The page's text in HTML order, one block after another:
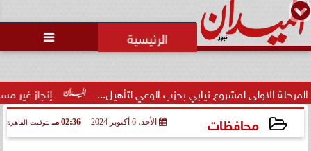

إنجاز غير مسبوق.. لمشروع نيابي بحزب الوعي لتأهيل...
محافظات الأحد، 6 أكتوبر 2024 02:36 مـ بتوقيت القاهرة